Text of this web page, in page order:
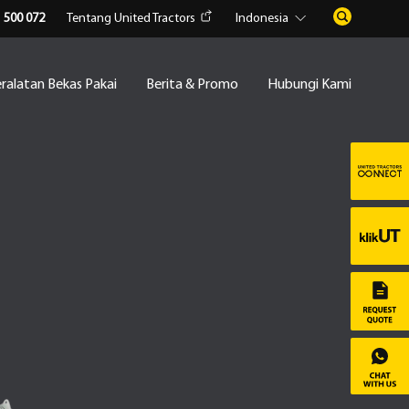
500 072 Tentang United Tractors Indonesia
Bekas Pakai Berita & Promo Hubungi Kami